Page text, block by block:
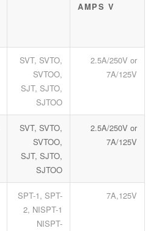
AMPS V
SVT, SVTO,
SVTOO,
SJT, SJTO,
SJTOO
2.5A/250V or
7A/125V
SVT, SVTO,
SVTOO,
SJT, SJTO,
SJTOO
2.5A/250V or
7A/125V
SPT-1, SPT-
2, NISPT-1
NISPT-
7A,125V